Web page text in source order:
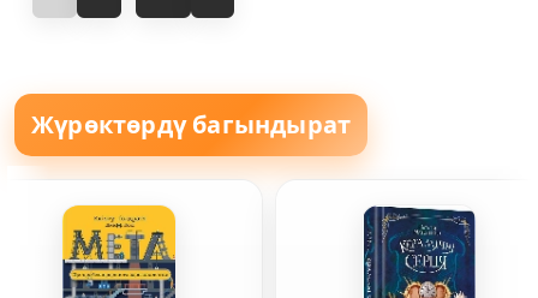
Жүрөктөрдү багындырат